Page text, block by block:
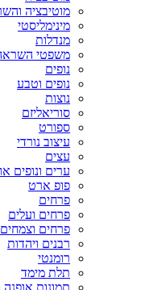
מוטיבציה
מינימליסטי
מנדלות
משפטי
נופים
נופים וטבע
נוצות
סוריאליזם
ספורט
עיצוב נורדי
עצים
ערים ונופים
פופ ארט
פרחים
פרחים ועלים
פרחים וצמחים
רבנים ויהדות
רומנטי
תלת מימד
תמונות אופנה